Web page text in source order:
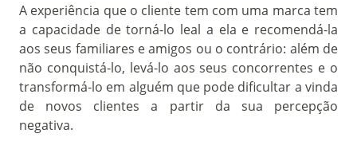
A experiência que o cliente tem com uma marca tem
a capacidade de torná-lo leal a ela e recomendá-la
aos seus familiares e amigos ou o contrário: além de
não conquistá-lo, levá-lo aos seus concorrentes e o
transformá-lo em alguém que pode dificultar a vinda
de novos clientes a partir da sua percepção
negativa.